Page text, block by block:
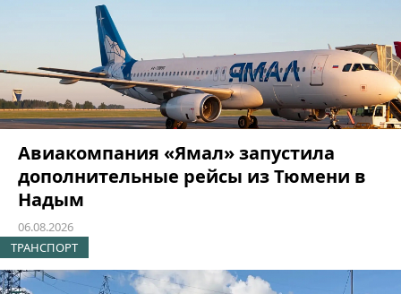
Авиакомпания «Ямал» запустила
дополнительные рейсы из Тюмени в
Надым
06.08.2026
ТРАНСПОРТ